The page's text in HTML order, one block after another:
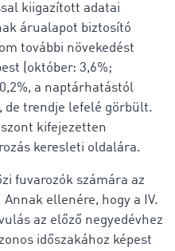
kiigazított adatai
árualapot biztosító
további növekedést
(október: 3,6%;
a naptárhatástól
trendje lefelé görbült.
kifejezetten
keresleti oldalára.
fuvarozók számára az
ellenére, hogy a IV.
az előző negyedévhez
időszakához képest